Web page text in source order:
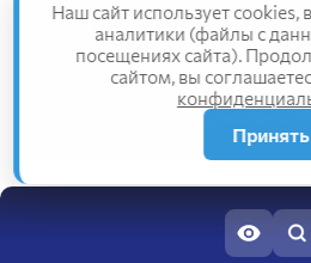
Сведения об
Политика
Структура
Наш сайт использует cookies,
аналитики (файлы с
посещениях сайта).
сайтом, вы
Принять